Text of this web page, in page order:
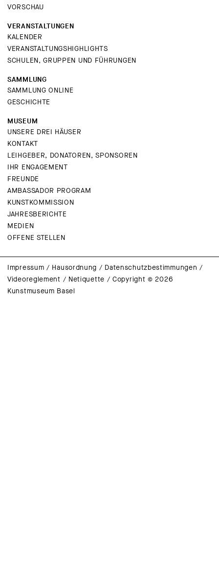
VORSCHAU
VERANSTALTUNGEN
KALENDER
VERANSTALTUNGSHIGHLIGHTS
SCHULEN, GRUPPEN UND FÜHRUNGEN
SAMMLUNG
SAMMLUNG ONLINE
GESCHICHTE
MUSEUM
UNSERE DREI HÄUSER
KONTAKT
LEIHGEBER, DONATOREN, SPONSOREN
IHR ENGAGEMENT
FREUNDE
AMBASSADOR PROGRAM
KUNSTKOMMISSION
JAHRESBERICHTE
MEDIEN
OFFENE STELLEN
Impressum / Hausordnung / Datenschutzbestimmungen /
Videoreglement / Netiquette /Copyright © 2026
Kunstmuseum Basel